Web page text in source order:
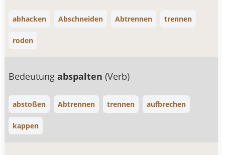
abhacken Abschneiden Abtrennen trennen
roden
Bedeutungabspalten(Verb)
abstoßen Abtrennen trennen aufbrechen
kappen